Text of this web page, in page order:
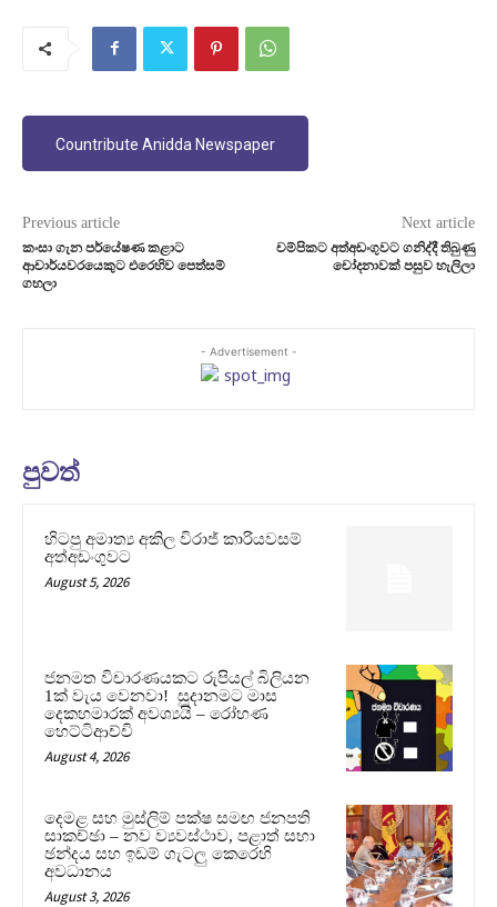
Countribute Anidda Newspaper
Previous article
කංසා ගැන පර්යේෂණ කළාට
ආචාර්යවරයෙකුට එරෙහිව පෙත්සම්
ගහලා
Next article
චම්පිකට අත්අඩංගුවට ගනිද්දී තිබුණු
චෝදනාවක් පසුව හැලිලා
- Advertisement -
පුවත්
හිටපු අමාත්‍ය අකිල විරාජ් කාරියවසම්
අත්අඩංගුවට
August 5, 2026
ජනමත විචාරණයකට රුපියල් බිලියන
1ක් වැය වෙනවා! සූදානමට මාස
දෙකහමාරක් අවශ්‍යයි – රෝහණ
හෙට්ටිආච්චි
August 4, 2026
දෙමළ සහ මුස්ලිම් පක්ෂ සමඟ ජනපති
සාකච්ඡා – නව ව්‍යවස්ථාව, පළාත් සභා
ඡන්දය සහ ඉඩම් ගැටලු කෙරෙහි
අවධානය
August 3, 2026